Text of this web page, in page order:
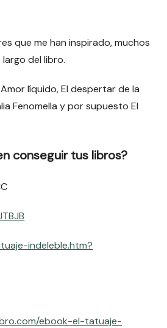
que me han inspirado, muchos
del libro.
líquido, El despertar de la
Fenomella y por supuesto El
conseguir tus libros?
indeleble.htm?
ebook-el-tatuaje-